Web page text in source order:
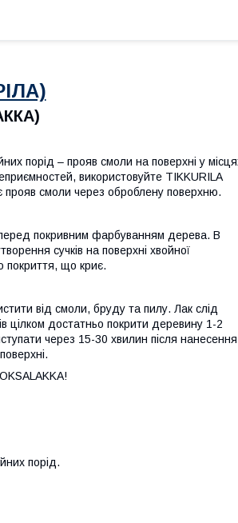
порід – прояв смоли на поверхні у
використовуйте TIKKURILA
прояв смоли через оброблену поверхню.
перед покривним фарбуванням дерева. В
сучків на поверхні хвойної
покриття, що криє.
від смоли, бруду та пилу. Лак слід
цілком достатньо покрити деревину 1-2
через 15-30 хвилин після нанесення
порід.